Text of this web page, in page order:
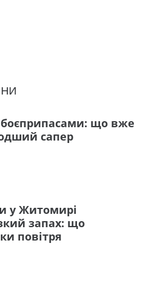
боєприпасами: що вже
сапер
у Житомирі
запах: що
повітря